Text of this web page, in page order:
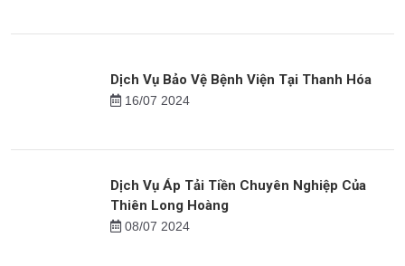
Dịch Vụ Bảo Vệ Bệnh Viện Tại Thanh Hóa
16/07 2024
Dịch Vụ Áp Tải Tiền Chuyên Nghiệp Của
Thiên Long Hoàng
08/07 2024